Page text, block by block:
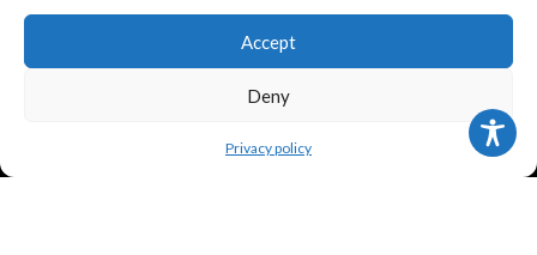
Accept
Deny
Privacy policy
Правовая политика и условия использования